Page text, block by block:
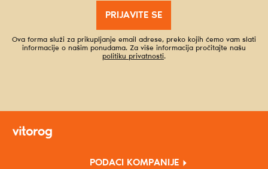
PRIJAVITE SE
Ova forma služi za prikupljanje email adrese, preko kojih ćemo vam slati
informacije o našim ponudama. Za više informacija pročitajte našu
politiku privatnosti.
PODACI KOMPANIJE